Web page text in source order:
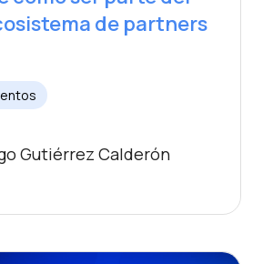
de partners
Gutiérrez Calderón